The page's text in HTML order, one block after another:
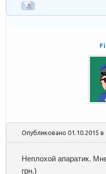
Опубликовано 01.10.2015
Неплохой апаратик.
грн.)